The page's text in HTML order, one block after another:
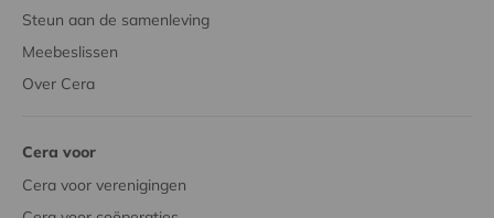
Steun aan de samenleving
Meebeslissen
Over Cera
Cera voor
Cera voor verenigingen